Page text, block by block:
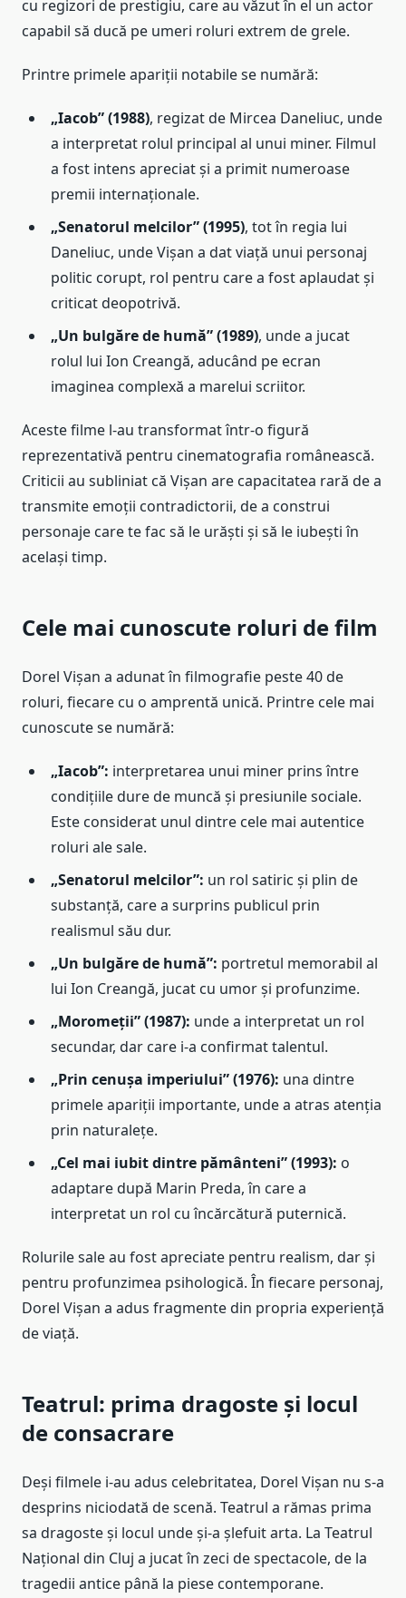
cu regizori de prestigiu, care au văzut în el un actor
capabil să ducă pe umeri roluri extrem de grele.
Printre primele apariții notabile se numără:
„Iacob” (1988), regizat de Mircea Daneliuc, unde
a interpretat rolul principal al unui miner. Filmul
a fost intens apreciat și a primit numeroase
premii internaționale.
„Senatorul melcilor” (1995), tot în regia lui
Daneliuc, unde Vișan a dat viață unui personaj
politic corupt, rol pentru care a fost aplaudat și
criticat deopotrivă.
„Un bulgăre de humă” (1989), unde a jucat
rolul lui Ion Creangă, aducând pe ecran
imaginea complexă a marelui scriitor.
Aceste filme l-au transformat într-o figură
reprezentativă pentru cinematografia românească.
Criticii au subliniat că Vișan are capacitatea rară de a
transmite emoții contradictorii, de a construi
personaje care te fac să le urăști și să le iubești în
același timp.
Cele mai cunoscute roluri de film
Dorel Vișan a adunat în filmografie peste 40 de
roluri, fiecare cu o amprentă unică. Printre cele mai
cunoscute se numără:
„Iacob”: interpretarea unui miner prins între
condițiile dure de muncă și presiunile sociale.
Este considerat unul dintre cele mai autentice
roluri ale sale.
„Senatorul melcilor”: un rol satiric și plin de
substanță, care a surprins publicul prin
realismul său dur.
„Un bulgăre de humă”: portretul memorabil al
lui Ion Creangă, jucat cu umor și profunzime.
„Moromeții” (1987): unde a interpretat un rol
secundar, dar care i-a confirmat talentul.
„Prin cenușa imperiului” (1976): una dintre
primele apariții importante, unde a atras atenția
prin naturalețe.
„Cel mai iubit dintre pământeni” (1993): o
adaptare după Marin Preda, în care a
interpretat un rol cu încărcătură puternică.
Rolurile sale au fost apreciate pentru realism, dar și
pentru profunzimea psihologică. În fiecare personaj,
Dorel Vișan a adus fragmente din propria experiență
de viață.
Teatrul: prima dragoste și locul
de consacrare
Deși filmele i-au adus celebritatea, Dorel Vișan nu s-a
desprins niciodată de scenă. Teatrul a rămas prima
sa dragoste și locul unde și-a șlefuit arta. La Teatrul
Național din Cluj a jucat în zeci de spectacole, de la
tragedii antice până la piese contemporane.